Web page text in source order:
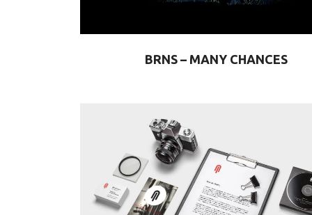
BRNS – MANY CHANCES